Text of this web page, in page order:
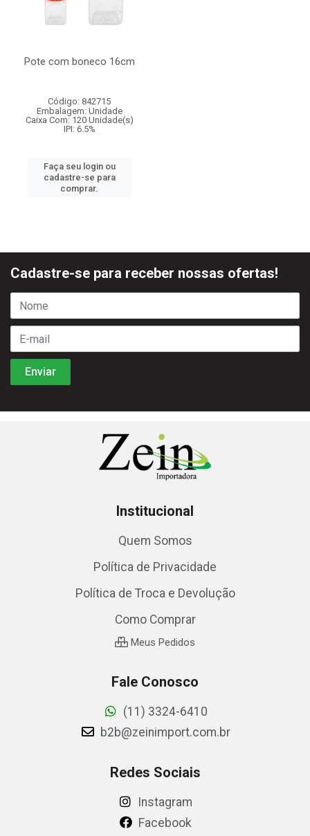
Pote com boneco 16cm
Código: 842715
Embalagem: Unidade
Caixa Com: 120 Unidade(s)
IPI: 6.5%
Faça seu login ou
cadastre-se para
comprar.
Cadastre-se para receber nossas ofertas!
Institucional
Quem Somos
Política de Privacidade
Política de Troca e Devolução
Como Comprar
Meus Pedidos
Fale Conosco
(11) 3324-6410
b2b@zeinimport.com.br
Redes Sociais
Instagram
Facebook